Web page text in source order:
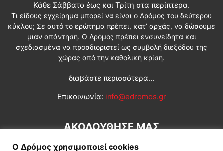
Κάθε Σάββατο έως και Τρίτη στα περίπτερα.
Τι είδους εγχείρημα μπορεί να είναι ο Δρόμος του δεύτερου
κύκλου; Σε αυτό το ερώτημα πρέπει, κατ’ αρχάς, να δώσουμε
μιαν απάντηση. Ο Δρόμος πρέπει ενσυνείδητα και
σχεδιασμένα να προσδιοριστεί ως συμβολή διεξόδου της
χώρας από την καθολική κρίση.
διαβάστε περισσότερα...
Επικοινωνία: info@edromos.gr
ΑΚΟΛΟΥΘΗΣΕ ΜΑΣ
Ο Δρόμος χρησιμοποιεί cookies